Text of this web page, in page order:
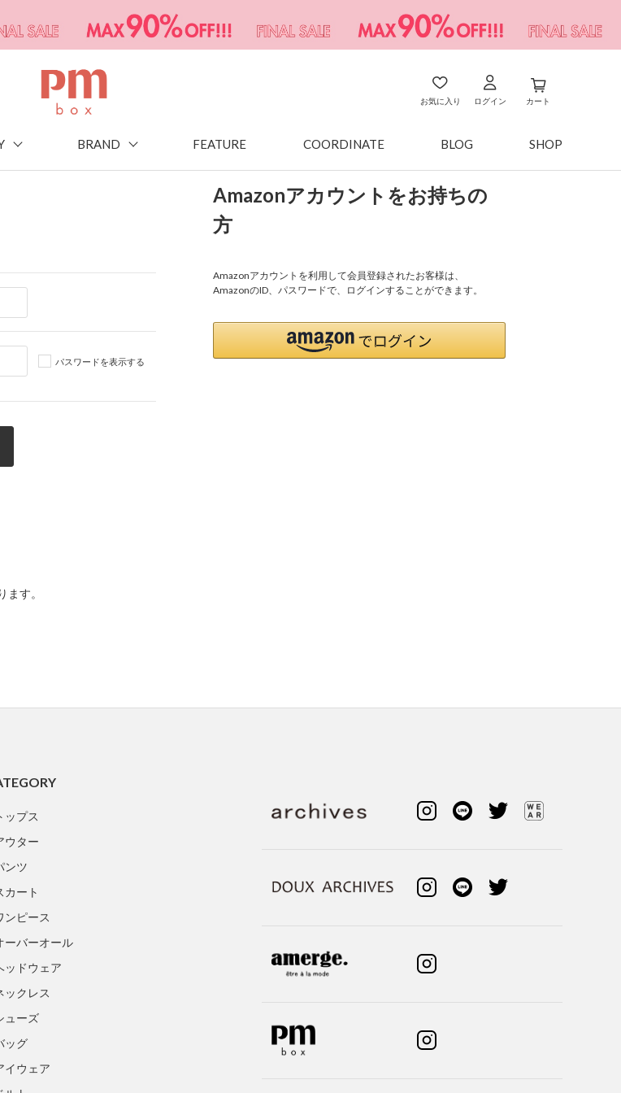
お気に入り ログイン カート
BRAND FEATURE COORDINATE BLOG SHOP
パスワードを表示する
Amazonアカウントをお持ちの
方
Amazonアカウントを利用して会員登録されたお客様は、
AmazonのID、パスワードで、ログインすることができます。
す。
ップス
ウター
ンツ
カート
ンピース
ーバーオール
ッドウェア
ックレス
ューズ
ッグ
イウェア